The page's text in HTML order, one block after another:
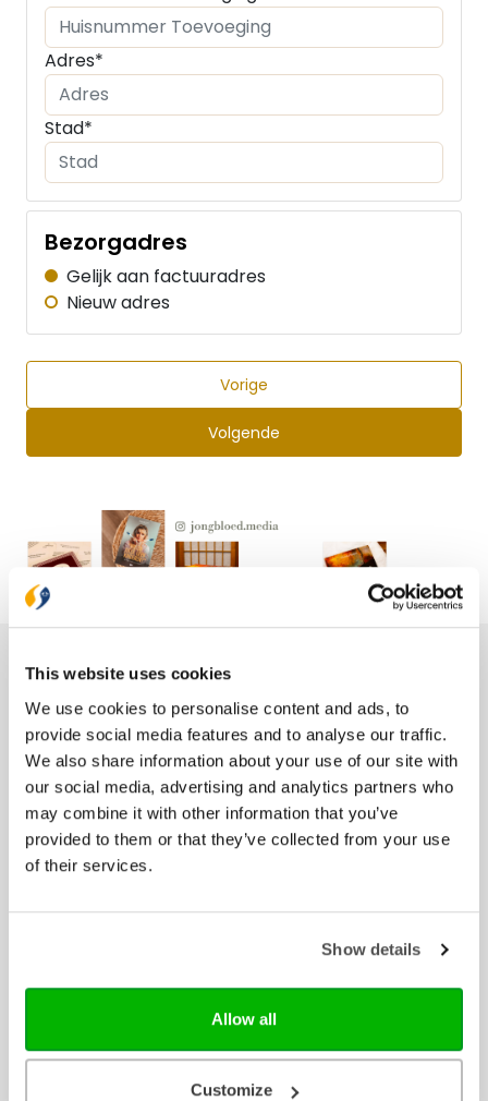
This website uses cookies
We use cookies to personalise content and ads, to
provide social media features and to analyse our traffic.
We also share information about your use of our site with
our social media, advertising and analytics partners who
may combine it with other information that you’ve
provided to them or that they’ve collected from your use
of their services.
Show details
Allow all
Customize
Adres*
Stad*
Bezorgadres
Gelijk aan factuuradres
Nieuw adres
Vorige
Volgende
Ons hele assortiment
Bijbels
Bijbelse cadeaus
Het Boek
Herziene Statenvertaling
Nieuwe Bijbelvertaling 2021
Willibrordvertaling
Feestdagen
Geloofs- en gemeenteopbouw